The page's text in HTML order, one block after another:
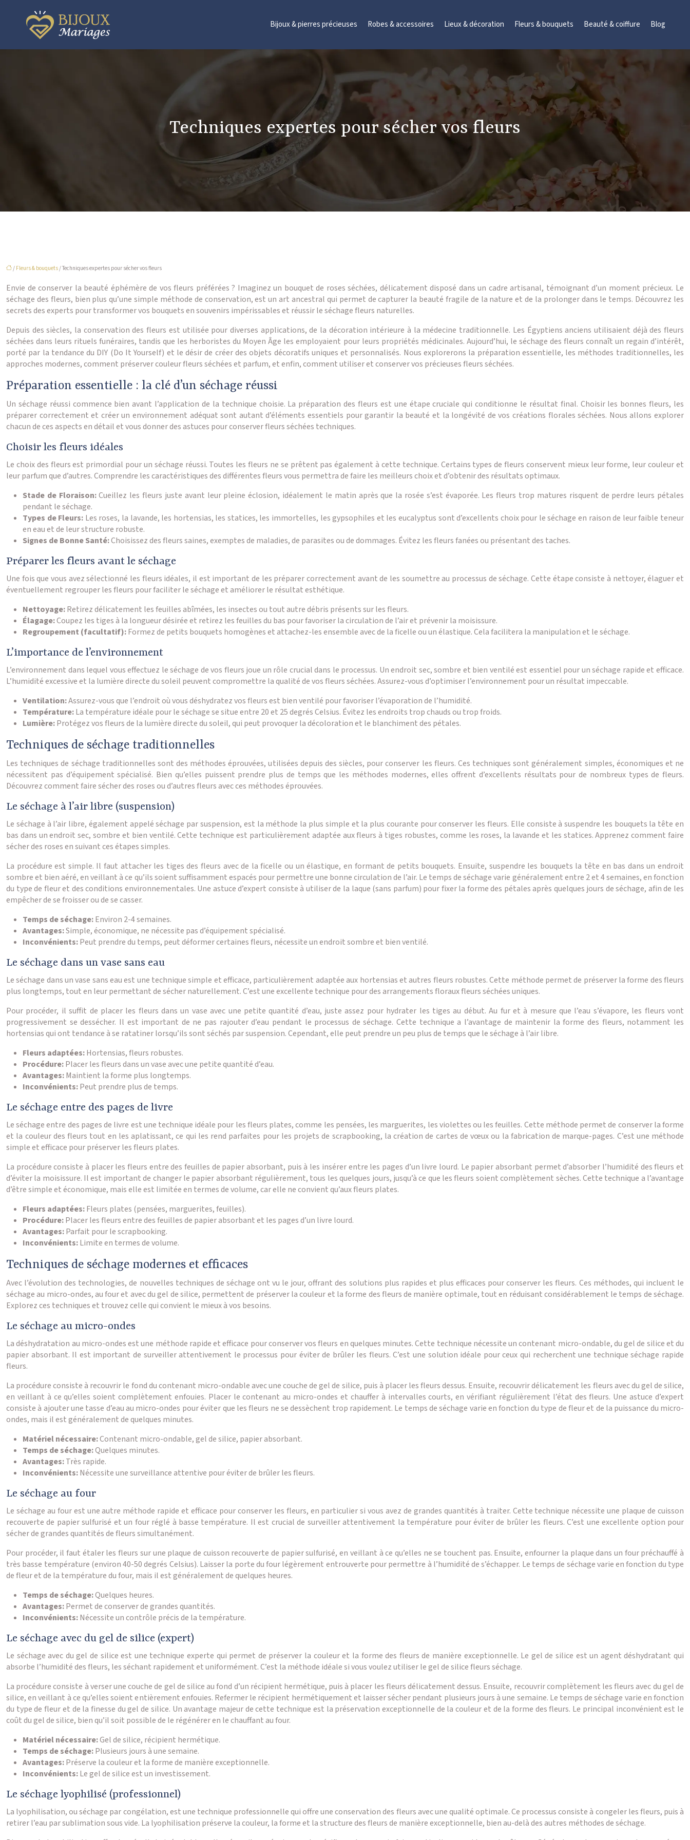
Bijoux & pierres précieuses Robes & accessoires Lieux & décoration Fleurs & bouquets Beauté & coiffure Blog
Techniques expertes pour sécher vos fleurs
/ Fleurs & bouquets/ Techniques expertes pour sécher vos fleurs
Envie de conserver la beauté éphémère de vos fleurs préférées ? Imaginez un bouquet de roses séchées, délicatement disposé dans un cadre artisanal, témoignant d’un moment précieux. Le
séchage des fleurs, bien plus qu’une simple méthode de conservation, est un art ancestral qui permet de capturer la beauté fragile de la nature et de la prolonger dans le temps. Découvrez les
secrets des experts pour transformer vos bouquets en souvenirs impérissables et réussir le séchage fleurs naturelles.
Depuis des siècles, la conservation des fleurs est utilisée pour diverses applications, de la décoration intérieure à la médecine traditionnelle. Les Égyptiens anciens utilisaient déjà des fleurs
séchées dans leurs rituels funéraires, tandis que les herboristes du Moyen Âge les employaient pour leurs propriétés médicinales. Aujourd’hui, le séchage des fleurs connaît un regain d’intérêt,
porté par la tendance du DIY (Do It Yourself) et le désir de créer des objets décoratifs uniques et personnalisés. Nous explorerons la préparation essentielle, les méthodes traditionnelles, les
approches modernes, comment préserver couleur fleurs séchées et parfum, et enfin, comment utiliser et conserver vos précieuses fleurs séchées.
Préparation essentielle : la clé d’un séchage réussi
Un séchage réussi commence bien avant l’application de la technique choisie. La préparation des fleurs est une étape cruciale qui conditionne le résultat final. Choisir les bonnes fleurs, les
préparer correctement et créer un environnement adéquat sont autant d’éléments essentiels pour garantir la beauté et la longévité de vos créations florales séchées. Nous allons explorer
chacun de ces aspects en détail et vous donner des astuces pour conserver fleurs séchées techniques.
Choisir les fleurs idéales
Le choix des fleurs est primordial pour un séchage réussi. Toutes les fleurs ne se prêtent pas également à cette technique. Certains types de fleurs conservent mieux leur forme, leur couleur et
leur parfum que d’autres. Comprendre les caractéristiques des différentes fleurs vous permettra de faire les meilleurs choix et d’obtenir des résultats optimaux.
Stade de Floraison:Cueillez les fleurs juste avant leur pleine éclosion, idéalement le matin après que la rosée s’est évaporée. Les fleurs trop matures risquent de perdre leurs pétales
pendant le séchage.
Types de Fleurs: Les roses, la lavande, les hortensias, les statices, les immortelles, les gypsophiles et les eucalyptus sont d’excellents choix pour le séchage en raison de leur faible teneur
en eau et de leur structure robuste.
Signes de Bonne Santé:Choisissez des fleurs saines, exemptes de maladies, de parasites ou de dommages. Évitez les fleurs fanées ou présentant des taches.
Préparer les fleurs avant le séchage
Une fois que vous avez sélectionné les fleurs idéales, il est important de les préparer correctement avant de les soumettre au processus de séchage. Cette étape consiste à nettoyer, élaguer et
éventuellement regrouper les fleurs pour faciliter le séchage et améliorer le résultat esthétique.
Nettoyage:Retirez délicatement les feuilles abîmées, les insectes ou tout autre débris présents sur les fleurs.
Élagage:Coupez les tiges à la longueur désirée et retirez les feuilles du bas pour favoriser la circulation de l’air et prévenir la moisissure.
Regroupement (facultatif):Formez de petits bouquets homogènes et attachez-les ensemble avec de la ficelle ou un élastique. Cela facilitera la manipulation et le séchage.
L’importance de l’environnement
L’environnement dans lequel vous effectuez le séchage de vos fleurs joue un rôle crucial dans le processus. Un endroit sec, sombre et bien ventilé est essentiel pour un séchage rapide et efficace.
L’humidité excessive et la lumière directe du soleil peuvent compromettre la qualité de vos fleurs séchées. Assurez-vous d’optimiser l’environnement pour un résultat impeccable.
Ventilation:Assurez-vous que l’endroit où vous déshydratez vos fleurs est bien ventilé pour favoriser l’évaporation de l’humidité.
Température:La température idéale pour le séchage se situe entre 20 et 25 degrés Celsius. Évitez les endroits trop chauds ou trop froids.
Lumière:Protégez vos fleurs de la lumière directe du soleil, qui peut provoquer la décoloration et le blanchiment des pétales.
Techniques de séchage traditionnelles
Les techniques de séchage traditionnelles sont des méthodes éprouvées, utilisées depuis des siècles, pour conserver les fleurs. Ces techniques sont généralement simples, économiques et ne
nécessitent pas d’équipement spécialisé. Bien qu’elles puissent prendre plus de temps que les méthodes modernes, elles offrent d’excellents résultats pour de nombreux types de fleurs.
Découvrez comment faire sécher des roses ou d’autres fleurs avec ces méthodes éprouvées.
Le séchage à l’air libre (suspension)
Le séchage à l’air libre, également appelé séchage par suspension, est la méthode la plus simple et la plus courante pour conserver les fleurs. Elle consiste à suspendre les bouquets la tête en
bas dans un endroit sec, sombre et bien ventilé. Cette technique est particulièrement adaptée aux fleurs à tiges robustes, comme les roses, la lavande et les statices. Apprenez comment faire
sécher des roses en suivant ces étapes simples.
La procédure est simple. Il faut attacher les tiges des fleurs avec de la ficelle ou un élastique, en formant de petits bouquets. Ensuite, suspendre les bouquets la tête en bas dans un endroit
sombre et bien aéré, en veillant à ce qu’ils soient suffisamment espacés pour permettre une bonne circulation de l’air. Le temps de séchage varie généralement entre 2 et 4 semaines, en fonction
du type de fleur et des conditions environnementales. Une astuce d’expert consiste à utiliser de la laque (sans parfum) pour fixer la forme des pétales après quelques jours de séchage, afin de les
empêcher de se froisser ou de se casser.
Temps de séchage:Environ 2-4 semaines.
Avantages:Simple, économique, ne nécessite pas d’équipement spécialisé.
Inconvénients:Peut prendre du temps, peut déformer certaines fleurs, nécessite un endroit sombre et bien ventilé.
Le séchage dans un vase sans eau
Le séchage dans un vase sans eau est une technique simple et efficace, particulièrement adaptée aux hortensias et autres fleurs robustes. Cette méthode permet de préserver la forme des fleurs
plus longtemps, tout en leur permettant de sécher naturellement. C’est une excellente technique pour des arrangements floraux fleurs séchées uniques.
Pour procéder, il suffit de placer les fleurs dans un vase avec une petite quantité d’eau, juste assez pour hydrater les tiges au début. Au fur et à mesure que l’eau s’évapore, les fleurs vont
progressivement se dessécher. Il est important de ne pas rajouter d’eau pendant le processus de séchage. Cette technique a l’avantage de maintenir la forme des fleurs, notamment les
hortensias qui ont tendance à se ratatiner lorsqu’ils sont séchés par suspension. Cependant, elle peut prendre un peu plus de temps que le séchage à l’air libre.
Fleurs adaptées:Hortensias, fleurs robustes.
Procédure:Placer les fleurs dans un vase avec une petite quantité d’eau.
Avantages:Maintient la forme plus longtemps.
Inconvénients:Peut prendre plus de temps.
Le séchage entre des pages de livre
Le séchage entre des pages de livre est une technique idéale pour les fleurs plates, comme les pensées, les marguerites, les violettes ou les feuilles. Cette méthode permet de conserver la forme
et la couleur des fleurs tout en les aplatissant, ce qui les rend parfaites pour les projets de scrapbooking, la création de cartes de vœux ou la fabrication de marque-pages. C’est une méthode
simple et efficace pour préserver les fleurs plates.
La procédure consiste à placer les fleurs entre des feuilles de papier absorbant, puis à les insérer entre les pages d’un livre lourd. Le papier absorbant permet d’absorber l’humidité des fleurs et
d’éviter la moisissure. Il est important de changer le papier absorbant régulièrement, tous les quelques jours, jusqu’à ce que les fleurs soient complètement sèches. Cette technique a l’avantage
d’être simple et économique, mais elle est limitée en termes de volume, car elle ne convient qu’aux fleurs plates.
Fleurs adaptées:Fleurs plates (pensées, marguerites, feuilles).
Procédure:Placer les fleurs entre des feuilles de papier absorbant et les pages d’un livre lourd.
Avantages:Parfait pour le scrapbooking.
Inconvénients:Limite en termes de volume.
Techniques de séchage modernes et efficaces
Avec l’évolution des technologies, de nouvelles techniques de séchage ont vu le jour, offrant des solutions plus rapides et plus efficaces pour conserver les fleurs. Ces méthodes, qui incluent le
séchage au micro-ondes, au four et avec du gel de silice, permettent de préserver la couleur et la forme des fleurs de manière optimale, tout en réduisant considérablement le temps de séchage.
Explorez ces techniques et trouvez celle qui convient le mieux à vos besoins.
Le séchage au micro-ondes
La déshydratation au micro-ondes est une méthode rapide et efficace pour conserver vos fleurs en quelques minutes. Cette technique nécessite un contenant micro-ondable, du gel de silice et du
papier absorbant. Il est important de surveiller attentivement le processus pour éviter de brûler les fleurs. C’est une solution idéale pour ceux qui recherchent une technique séchage rapide
fleurs.
La procédure consiste à recouvrir le fond du contenant micro-ondable avec une couche de gel de silice, puis à placer les fleurs dessus. Ensuite, recouvrir délicatement les fleurs avec du gel de silice,
en veillant à ce qu’elles soient complètement enfouies. Placer le contenant au micro-ondes et chauffer à intervalles courts, en vérifiant régulièrement l’état des fleurs. Une astuce d’expert
consiste à ajouter une tasse d’eau au micro-ondes pour éviter que les fleurs ne se dessèchent trop rapidement. Le temps de séchage varie en fonction du type de fleur et de la puissance du micro-
ondes, mais il est généralement de quelques minutes.
Matériel nécessaire:Contenant micro-ondable, gel de silice, papier absorbant.
Temps de séchage:Quelques minutes.
Avantages:Très rapide.
Inconvénients:Nécessite une surveillance attentive pour éviter de brûler les fleurs.
Le séchage au four
Le séchage au four est une autre méthode rapide et efficace pour conserver les fleurs, en particulier si vous avez de grandes quantités à traiter. Cette technique nécessite une plaque de cuisson
recouverte de papier sulfurisé et un four réglé à basse température. Il est crucial de surveiller attentivement la température pour éviter de brûler les fleurs. C’est une excellente option pour
sécher de grandes quantités de fleurs simultanément.
Pour procéder, il faut étaler les fleurs sur une plaque de cuisson recouverte de papier sulfurisé, en veillant à ce qu’elles ne se touchent pas. Ensuite, enfourner la plaque dans un four préchauffé à
très basse température (environ 40-50 degrés Celsius). Laisser la porte du four légèrement entrouverte pour permettre à l’humidité de s’échapper. Le temps de séchage varie en fonction du type
de fleur et de la température du four, mais il est généralement de quelques heures.
Temps de séchage:Quelques heures.
Avantages:Permet de conserver de grandes quantités.
Inconvénients:Nécessite un contrôle précis de la température.
Le séchage avec du gel de silice (expert)
Le séchage avec du gel de silice est une technique experte qui permet de préserver la couleur et la forme des fleurs de manière exceptionnelle. Le gel de silice est un agent déshydratant qui
absorbe l’humidité des fleurs, les séchant rapidement et uniformément. C’est la méthode idéale si vous voulez utiliser le gel de silice fleurs séchage.
La procédure consiste à verser une couche de gel de silice au fond d’un récipient hermétique, puis à placer les fleurs délicatement dessus. Ensuite, recouvrir complètement les fleurs avec du gel de
silice, en veillant à ce qu’elles soient entièrement enfouies. Refermer le récipient hermétiquement et laisser sécher pendant plusieurs jours à une semaine. Le temps de séchage varie en fonction
du type de fleur et de la finesse du gel de silice. Un avantage majeur de cette technique est la préservation exceptionnelle de la couleur et de la forme des fleurs. Le principal inconvénient est le
coût du gel de silice, bien qu’il soit possible de le régénérer en le chauffant au four.
Matériel nécessaire:Gel de silice, récipient hermétique.
Temps de séchage:Plusieurs jours à une semaine.
Avantages:Préserve la couleur et la forme de manière exceptionnelle.
Inconvénients:Le gel de silice est un investissement.
Le séchage lyophilisé (professionnel)
La lyophilisation, ou séchage par congélation, est une technique professionnelle qui offre une conservation des fleurs avec une qualité optimale. Ce processus consiste à congeler les fleurs, puis à
retirer l’eau par sublimation sous vide. La lyophilisation préserve la couleur, la forme et la structure des fleurs de manière exceptionnelle, bien au-delà des autres méthodes de séchage.